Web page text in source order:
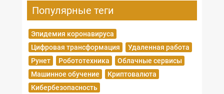
Популярные теги
Эпидемия коронавируса
Цифровая трансформация
Удаленная работа
Рунет
Робототехника
Облачные сервисы
Машинное обучение
Криптовалюта
Кибербезопасность